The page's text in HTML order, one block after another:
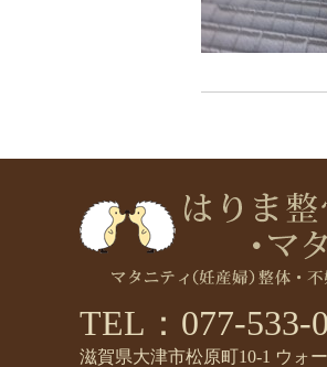
TEL：077-533-
滋賀県大津市松原町10-1 ウォ